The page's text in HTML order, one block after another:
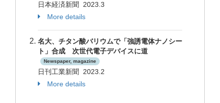
日本経済新聞 2023.3
More details
名大、チタン酸バリウムで「強誘電体ナノシー
ト」合成 次世代電子デバイスに道
Newspaper, magazine
日刊工業新聞 2023.2
More details